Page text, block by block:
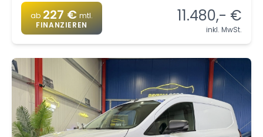
ab 227 € mtl.
FINANZIEREN
11.480,- €
inkl. MwSt.